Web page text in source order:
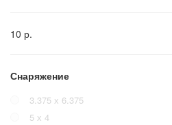
10 р.
Снаряжение
3.375 х 6.375
5 х 4